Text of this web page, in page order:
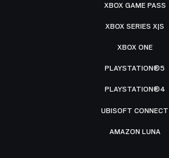
XBOX GAME PASS
XBOX SERIES X|S
XBOX ONE
PLAYSTATION®5
PLAYSTATION®4
UBISOFT CONNECT
AMAZON LUNA